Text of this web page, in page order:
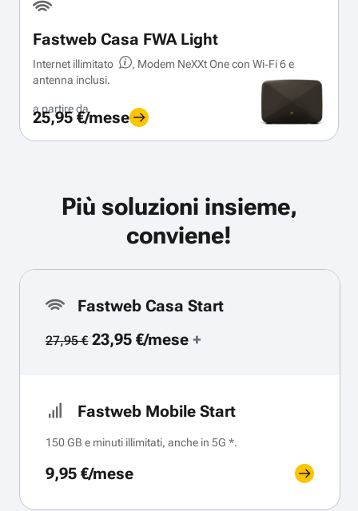
Fastweb Casa FWA Light
Internet illimitato
, Modem NeXXt One con Wi‑Fi 6 e
antenna inclusi.
a partire da
25,95 €/mese
Più soluzioni insieme,
conviene!
Fastweb Casa Start
27,95 €23,95 €/mese+
Fastweb Mobile Start
150 GB e minuti illimitati, anche in 5G *.
9,95 €/mese